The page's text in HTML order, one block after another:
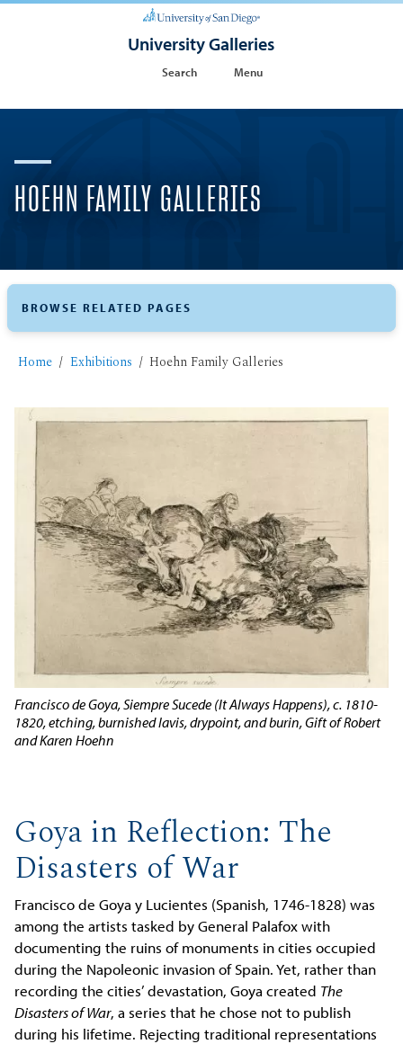
University Galleries
Search Menu
HOEHN FAMILY GALLERIES
Home Exhibitions Hoehn Family Galleries
Francisco de Goya, Siempre Sucede (It Always Happens), c. 1810-
1820, etching, burnished lavis, drypoint, and burin, Gift of Robert
and Karen Hoehn
Goya in Reflection: The
Disasters of War
Francisco de Goya y Lucientes (Spanish, 1746-1828) was
among the artists tasked by General Palafox with
documenting the ruins of monuments in cities occupied
during the Napoleonic invasion of Spain. Yet, rather than
recording the cities’ devastation, Goya created The
Disasters of War, a series that he chose not to publish
during his lifetime. Rejecting traditional representations
BROWSE RELATED PAGES